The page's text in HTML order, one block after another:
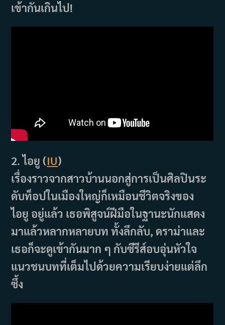
เข้ากันเกินไป!
2. ไอยู (IU)
เรื่องราวจากสาวบ้านนอกสู่การเป็นศิลปินระ
ดับท็อปในเมืองใหญ่ก็เหมือนชีวิตจริงของ
ไอยู อยู่แล้ว เธอพิสูจน์ฝีมือในฐานะนักแสดง
มาแล้วหลากหลายบท ทั้งลึกลับ, ดราม่าและ
เธอก็จะดูเข้ากันมาก ๆ กับซีรีส์อบอุ่นหัวใจ
แนวชนบทที่เต็มไปด้วยความเรียบง่ายแต่ลึก
ซึ้ง